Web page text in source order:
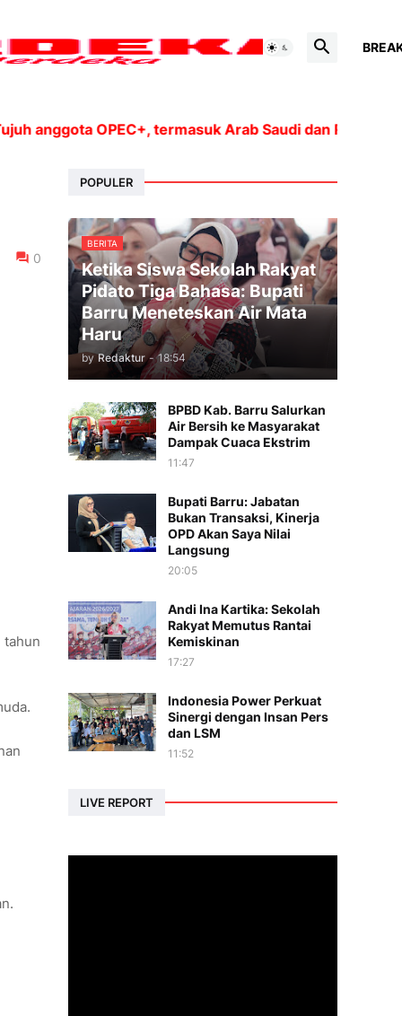
OPEC+, termasuk Arab Saudi dan Rusia, akan
0
tahun
POPULER
BERITA
Ketika Siswa Sekolah Rakyat
Pidato Tiga Bahasa: Bupati
Barru Meneteskan Air Mata
Haru
by Redaktur - 18:54
BPBD Kab. Barru Salurkan
Air Bersih ke Masyarakat
Dampak Cuaca Ekstrim
11:47
Bupati Barru: Jabatan
Bukan Transaksi, Kinerja
OPD Akan Saya Nilai
Langsung
20:05
Andi Ina Kartika: Sekolah
Rakyat Memutus Rantai
Kemiskinan
17:27
Indonesia Power Perkuat
Sinergi dengan Insan Pers
dan LSM
11:52
LIVE REPORT